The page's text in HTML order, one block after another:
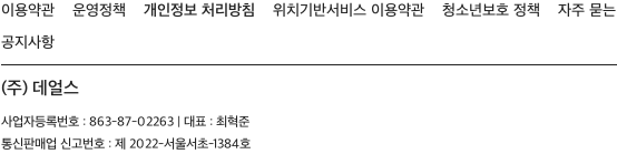
이용약관 운영정책 개인정보 처리방침 위치기반서비스 이용약관 청소년보호 정책
자주 묻
공지사항
(주) 데얼스
사업자등록번호 : 863-87-02263 | 대표 : 최혁준
통신판매업 신고번호 : 제 2022-서울서초-1384호